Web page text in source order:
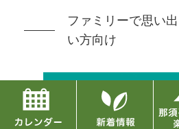
ファミリーで思い
い方向け